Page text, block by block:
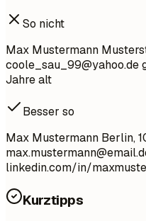
So nicht
Max Mustermann
coole_sau_99@yahoo.de
Jahre alt
Besser so
Max Mustermann Berlin,
linkedin.com/in/
Kurztipps